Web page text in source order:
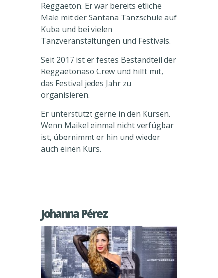
Reggaeton. Er war bereits etliche
Male mit der Santana Tanzschule auf
Kuba und bei vielen
Tanzveranstaltungen und Festivals.
Seit 2017 ist er festes Bestandteil der
Reggaetonaso Crew und hilft mit,
das Festival jedes Jahr zu
organisieren.
Er unterstützt gerne in den Kursen.
Wenn Maikel einmal nicht verfügbar
ist, übernimmt er hin und wieder
auch einen Kurs.
Johanna Pérez